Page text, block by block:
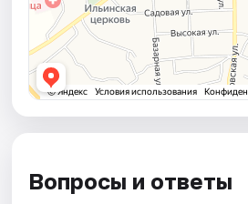
Вопросы и ответы